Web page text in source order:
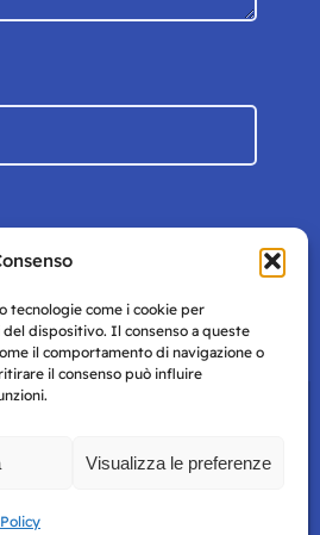
tecnologie come i cookie per
dispositivo. Il consenso a queste
il comportamento di navigazione o
il consenso può influire
Visualizza le preferenze